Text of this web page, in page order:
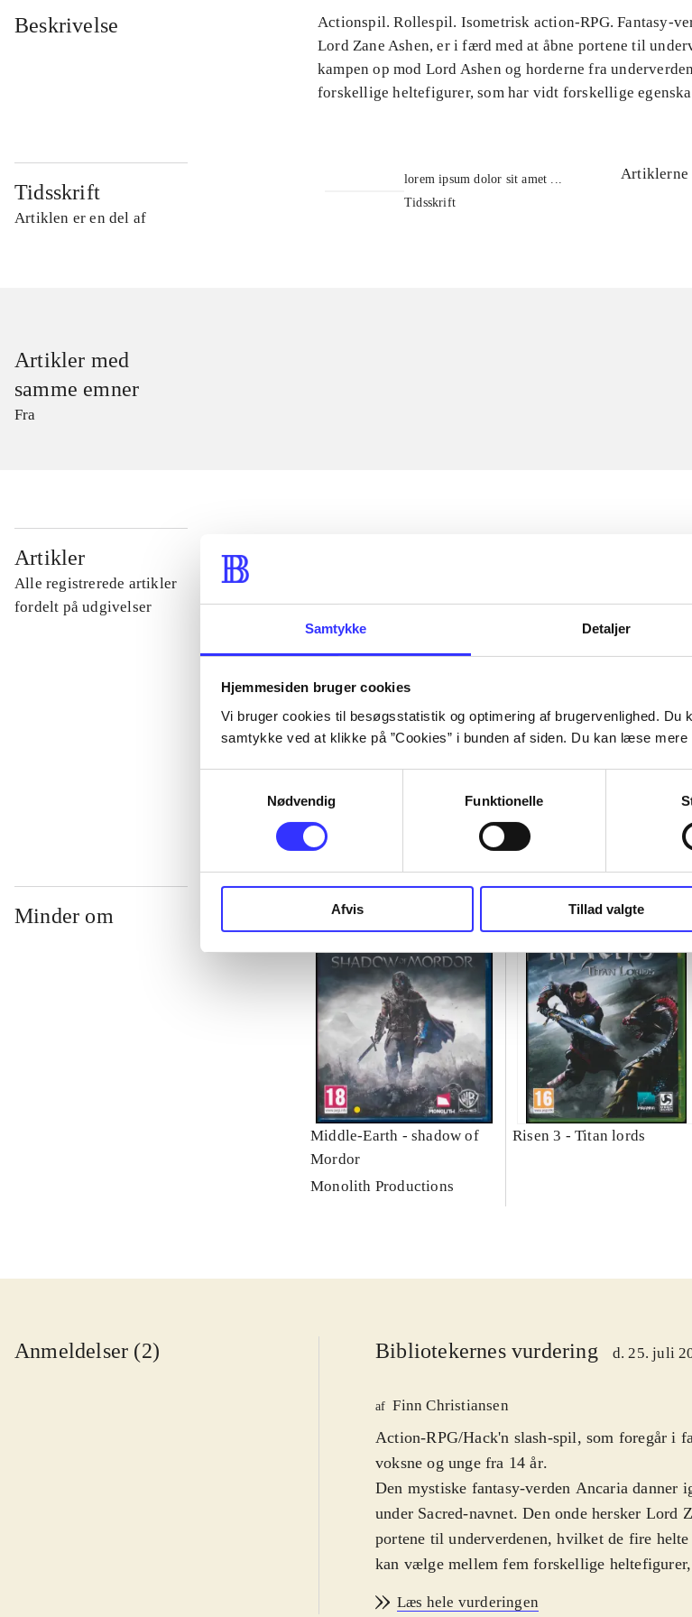
Samtykke Detaljer
Hjemmesiden bruger cookies
Vi bruger cookies til besøgsstatistik og optimering af brugervenlighed.
samtykke ved at klikke på ”Cookies” i bunden af siden. Du kan læse mere
Nødvendig
Funktionelle
Afvis Tillad valgte
Beskrivelse
Actionspil. Rollespil. Isometrisk action-RPG. Fantasy-
Lord Zane Ashen, er i færd med at åbne portene til
kampen op mod Lord Ashen og horderne fra
forskellige heltefigurer, som har vidt forskellige
Tidsskrift
Artiklen er en del af
lorem ipsum dolor sit amet ...
Tidsskrift
Artiklerne
Artikler med
samme emner
Fra
Artikler
Alle registrerede artikler
fordelt på udgivelser
...
...
Minder om
Middle-Earth - shadow of
Mordor
Monolith Productions
Risen 3 - Titan lords
Anmeldelser (2) Bibliotekernes vurdering d. 25. juli
af Finn Christiansen
Action-RPG/Hack'n slash-spil, som foregår i
voksne og unge fra 14 år.
Den mystiske fantasy-verden Ancaria danner
under Sacred-navnet. Den onde hersker Lord
portene til underverdenen, hvilket de fire
kan vælge mellem fem forskellige
Læs hele vurderingen